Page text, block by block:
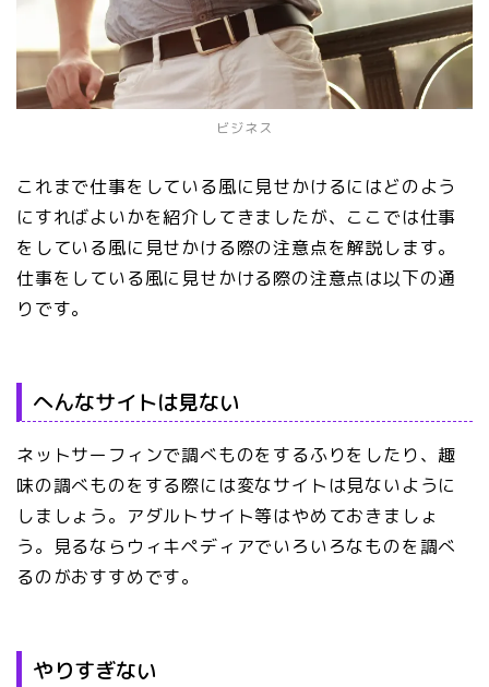
ビジネス
これまで仕事をしている風に見せかけるにはどのよう
にすればよいかを紹介してきましたが、ここでは仕事
をしている風に見せかける際の注意点を解説します。
仕事をしている風に見せかける際の注意点は以下の通
りです。
へんなサイトは見ない
ネットサーフィンで調べものをするふりをしたり、趣
味の調べものをする際には変なサイトは見ないように
しましょう。アダルトサイト等はやめておきましょ
う。見るならウィキペディアでいろいろなものを調べ
るのがおすすめです。
やりすぎない